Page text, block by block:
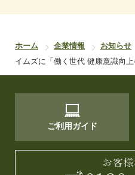
ホーム 企業情報 お知らせ
イムズに「働く世代 健康意識向
ご利用ガイド